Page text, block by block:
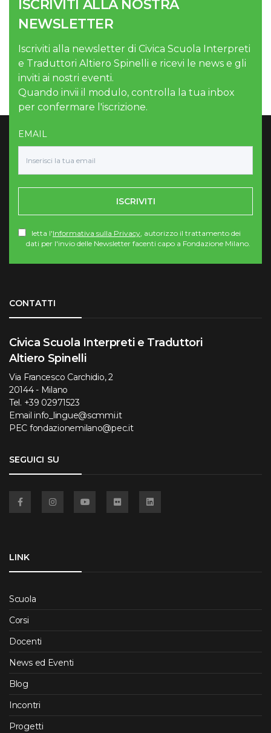
ISCRIVITI ALLA NOSTRA
NEWSLETTER
Iscriviti alla newsletter di Civica Scuola Interpreti
e Traduttori Altiero Spinelli e ricevi le news e gli
inviti ai nostri eventi.
Quando invii il modulo, controlla la tua inbox
per confermare l'iscrizione.
EMAIL
ISCRIVITI
letta l'Informativa sulla Privacy , autorizzo il trattamento dei
dati per l'invio delle Newsletter facenti capo a Fondazione Milano.
CONTATTI
Civica Scuola Interpreti e Traduttori
Altiero Spinelli
Via Francesco Carchidio, 2
20144 - Milano
Tel. +39 02971523
Email info_lingue@scmmi.it
PEC fondazionemilano@pec.it
SEGUICI SU
LINK
Scuola
Corsi
Docenti
News ed Eventi
Blog
Incontri
Progetti